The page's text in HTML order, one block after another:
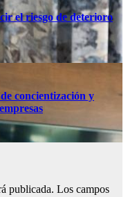
el riesgo de deterioro
concientización y
publicada. Los campos